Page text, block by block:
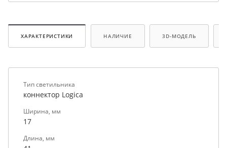
ХАРАКТЕРИСТИКИ НАЛИЧИЕ 3D-МОДЕЛЬ
Тип светильника
коннектор Logica
Ширина, мм
17
Длина, мм